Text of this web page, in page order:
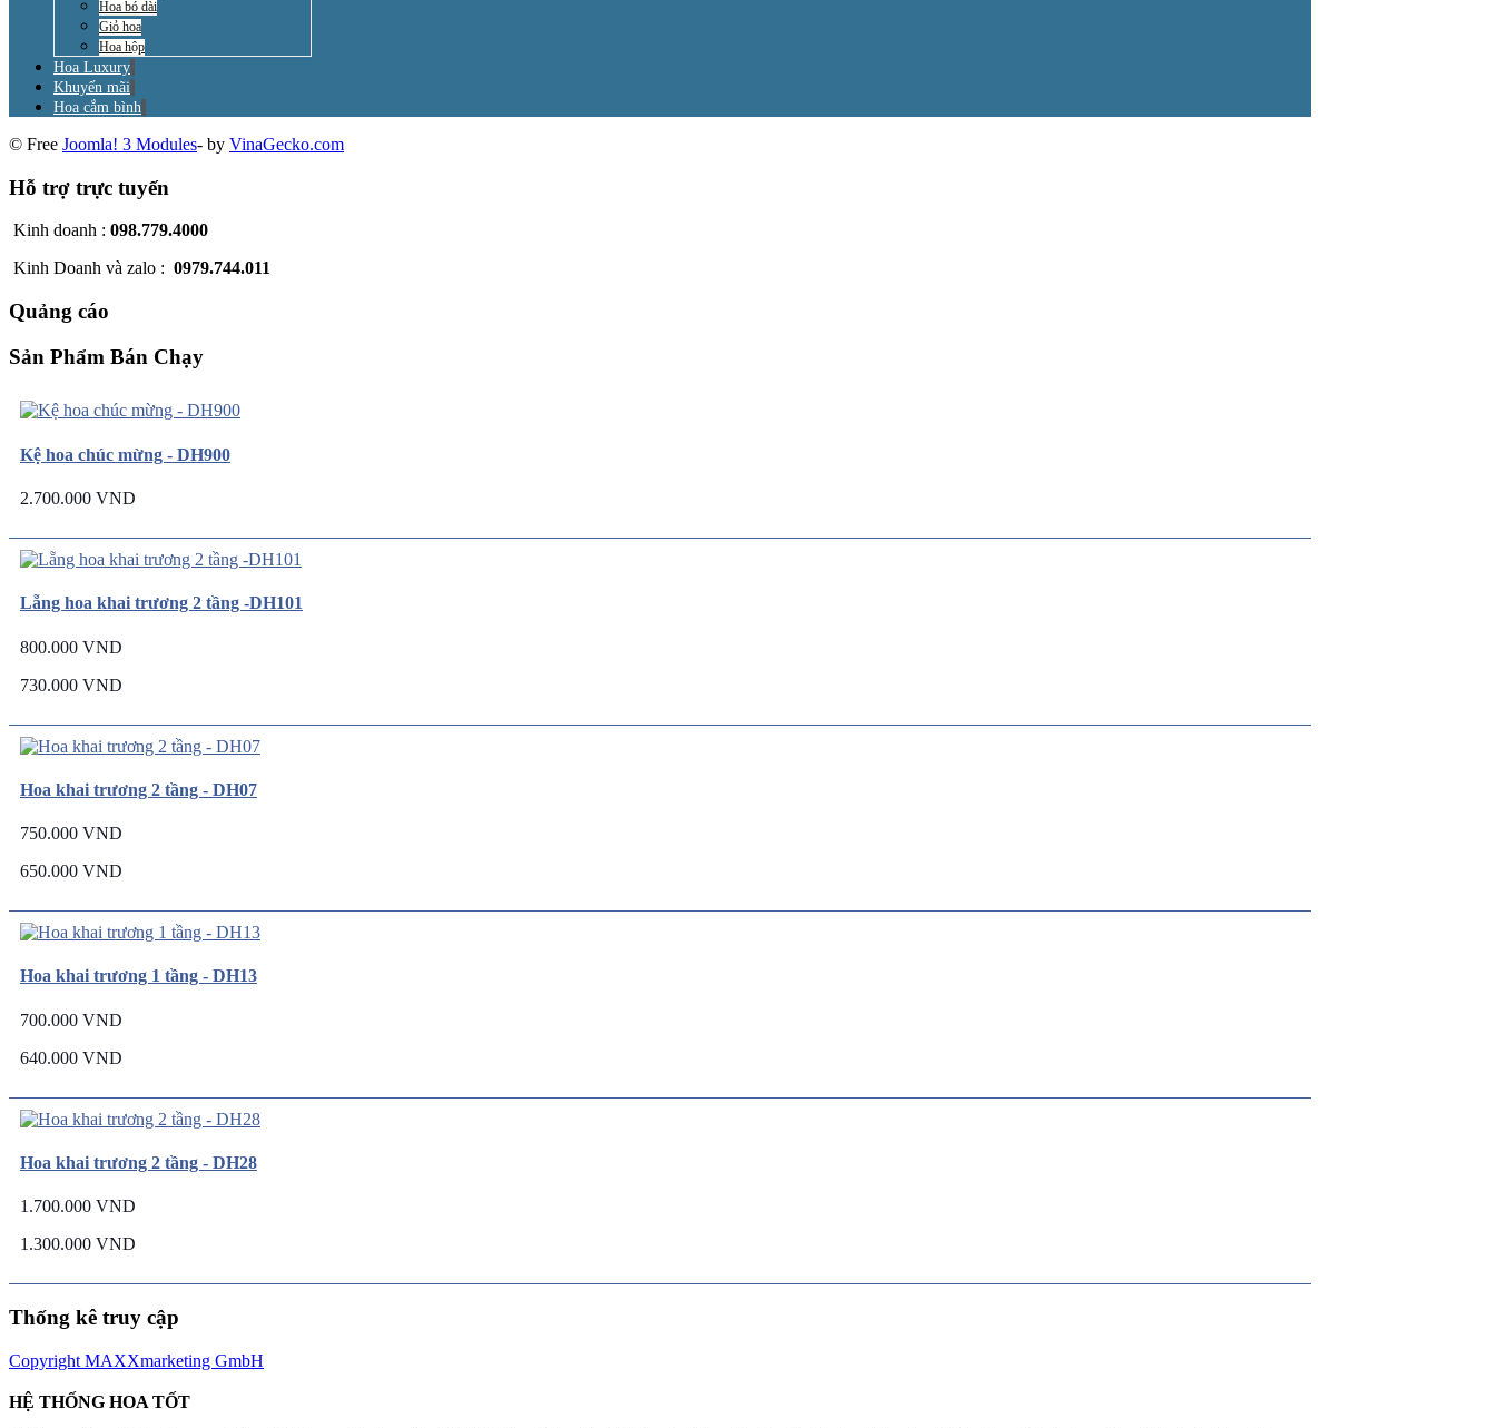
Hoa bó dài
Giỏ hoa
Hoa hộp
Hoa Luxury
Khuyến mãi
Hoa cắm bình
© Free Joomla! 3 Modules- by VinaGecko.com
Hỗ trợ trực tuyến
Kinh doanh : 098.779.4000
Kinh Doanh và zalo : 0979.744.011
Quảng cáo
Sản Phẩm Bán Chạy
Kệ hoa chúc mừng - DH900
2.700.000 VND
Lẵng hoa khai trương 2 tầng -DH101
800.000 VND
730.000 VND
Hoa khai trương 2 tầng - DH07
750.000 VND
650.000 VND
Hoa khai trương 1 tầng - DH13
700.000 VND
640.000 VND
Hoa khai trương 2 tầng - DH28
1.700.000 VND
1.300.000 VND
Thống kê truy cập
Copyright MAXXmarketing GmbH
HỆ THỐNG HOA TỐT